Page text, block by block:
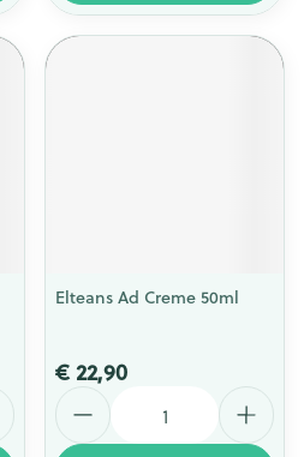
Elteans Ad Creme 50ml
€ 22,90